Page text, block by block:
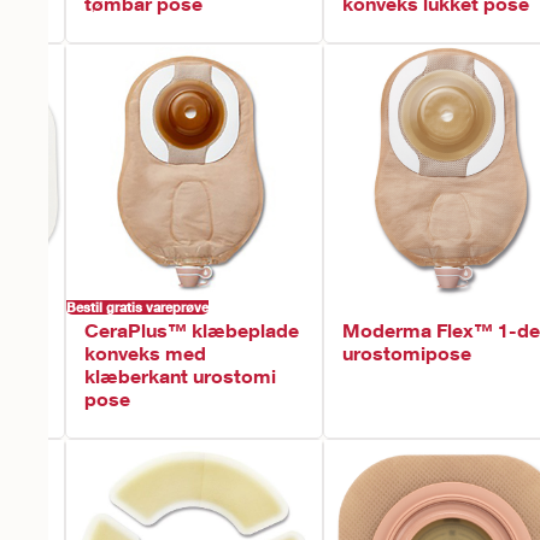
Bestil gratis vareprøve
CeraPlus™ klæbeplade
konveks med
klæberkant urostomi
pose
Moderma Flex™ 1-
urostomipose